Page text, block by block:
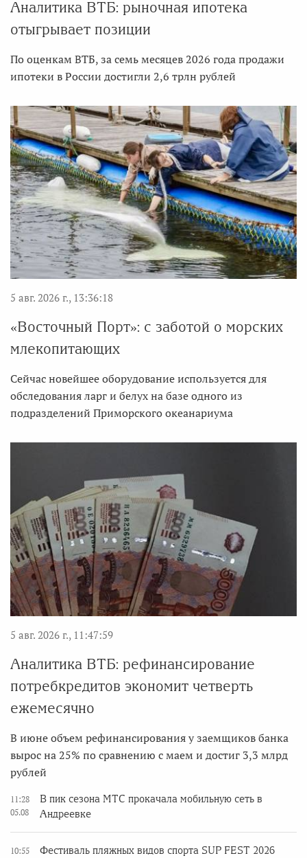
Аналитика ВТБ: рыночная ипотека
отыгрывает позиции
По оценкам ВТБ, за семь месяцев 2026 года продажи
ипотеки в России достигли 2,6 трлн рублей
5 авг. 2026 г., 13:36:18
«Восточный Порт»: с заботой о морских
млекопитающих
Сейчас новейшее оборудование используется для
обследования ларг и белух на базе одного из
подразделений Приморского океанариума
5 авг. 2026 г., 11:47:59
Аналитика ВТБ: рефинансирование
потребкредитов экономит четверть
ежемесячно
В июне объем рефинансирования у заемщиков банка
вырос на 25% по сравнению с маем и достиг 3,3 млрд
рублей
11:28
05.08
В пик сезона МТС прокачала мобильную сеть в
Андреевке
10:55
Фестиваль пляжных видов спорта SUP FEST 2026